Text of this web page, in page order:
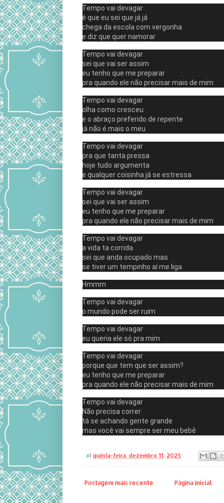
Tempo vai devagar
é que eu sei que já já
chega da escola com vergonha
e diz que quer namorar
Tempo vai devagar
sei que vai ser assim
eu tenho que me preparar
pra quando ele não precisar mais de mim
Tempo vai devagar
olha como cresceu
e o abraço preferido de repente
já não é mais o meu
Tempo vai devagar
pra que tanta pressa
hoje tudo argumenta
e qualquer coisinha já se estressa
Tempo vai devagar
sei que vai ser assim
eu tenho que me preparar
pra quando ele não precisar mais de mim
Tempo vai devagar
a vida ta corrida
sei que anda ocupado mas
se tiver um tempinho aí me liga
Hmmm
Tempo vai devagar
o mundo pode ser ruim
Tempo vai devagar
eu queria ele só pra mim
Tempo vai devagar
porque que tem que ser assim?
eu tenho que me preparar
pra quando ele não precisar mais de mim
Tempo vai devagar
Não precisa correr
tá se achando gente grande
mas você vai sempre ser meu bebê
atquinta-feira, dezembro 11, 2025
Postagem mais recente Página inicial